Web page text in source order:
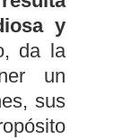
y
da la
un
sus